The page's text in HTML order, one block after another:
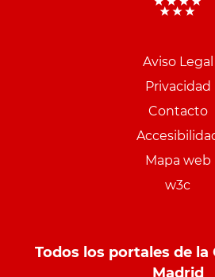
Aviso Legal
Privacidad
Contacto
Mapa web
w3c
Todos los portales de la
Madrid